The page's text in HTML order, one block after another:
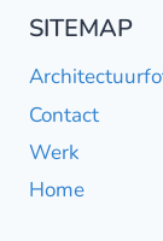
SITEMAP
Contact
Werk
Home